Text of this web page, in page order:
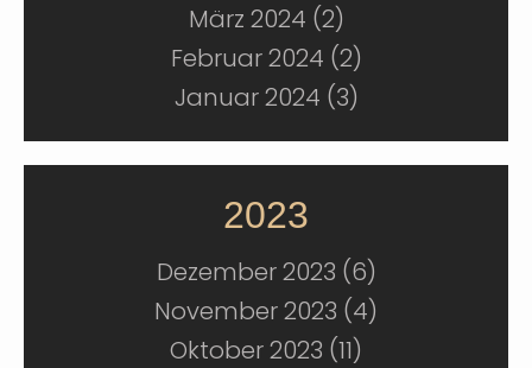
März 2024 (2)
Februar 2024 (2)
Januar 2024 (3)
2023
Dezember 2023 (6)
November 2023 (4)
Oktober 2023 (11)